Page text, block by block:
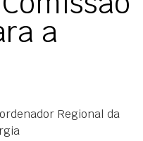
a
Regional da